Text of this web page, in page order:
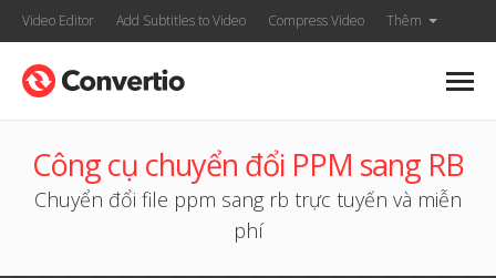
Video Editor Add Subtitles to Video Compress Video Thêm
Công cụ chuyển đổi PPM sang RB
Chuyển đổi file ppm sang rb trực tuyến và miễn
phí